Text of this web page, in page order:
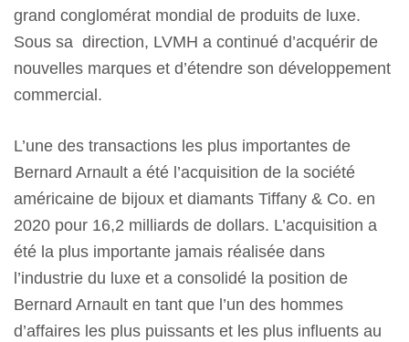
grand conglomérat mondial de produits de luxe.
Sous sa direction, LVMH a continué d’acquérir de
nouvelles marques et d’étendre son développement
commercial.
L’une des transactions les plus importantes de
Bernard Arnault a été l’acquisition de la société
américaine de bijoux et diamants Tiffany & Co. en
2020 pour 16,2 milliards de dollars. L’acquisition a
été la plus importante jamais réalisée dans
l’industrie du luxe et a consolidé la position de
Bernard Arnault en tant que l’un des hommes
d’affaires les plus puissants et les plus influents au